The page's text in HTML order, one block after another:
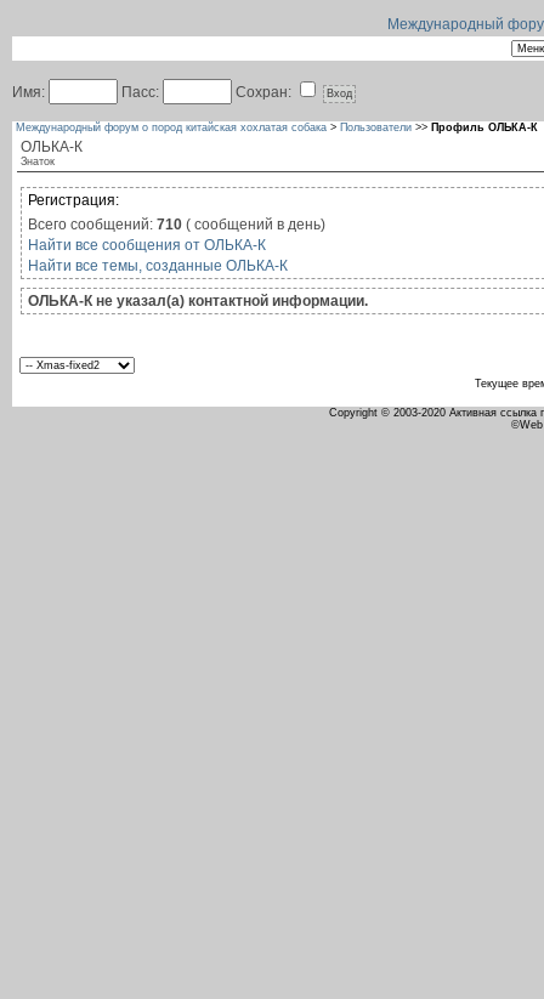
Международный
Имя: Пасс: Сохран:
Международный форум о пород китайская хохлатая собака > Пользователи >> Профиль ОЛЬКА-К
ОЛЬКА-К
Знаток
Регистрация:
Всего сообщений: 710 ( сообщений в день)
Найти все сообщения от ОЛЬКА-К
Найти все темы, созданные ОЛЬКА-К
ОЛЬКА-К не указал(а) контактной информации.
Текущее
Copyright © 2003-2020 Активная ссылка